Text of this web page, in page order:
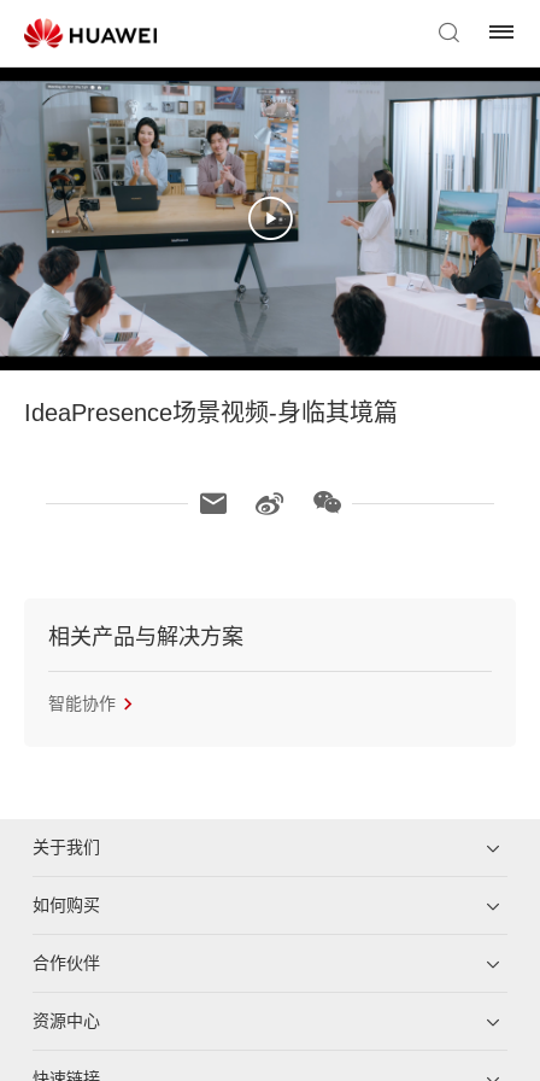
IdeaPresence场景视频-身临其境篇
相关产品与解决方案
智能协作
关于我们
如何购买
合作伙伴
资源中心